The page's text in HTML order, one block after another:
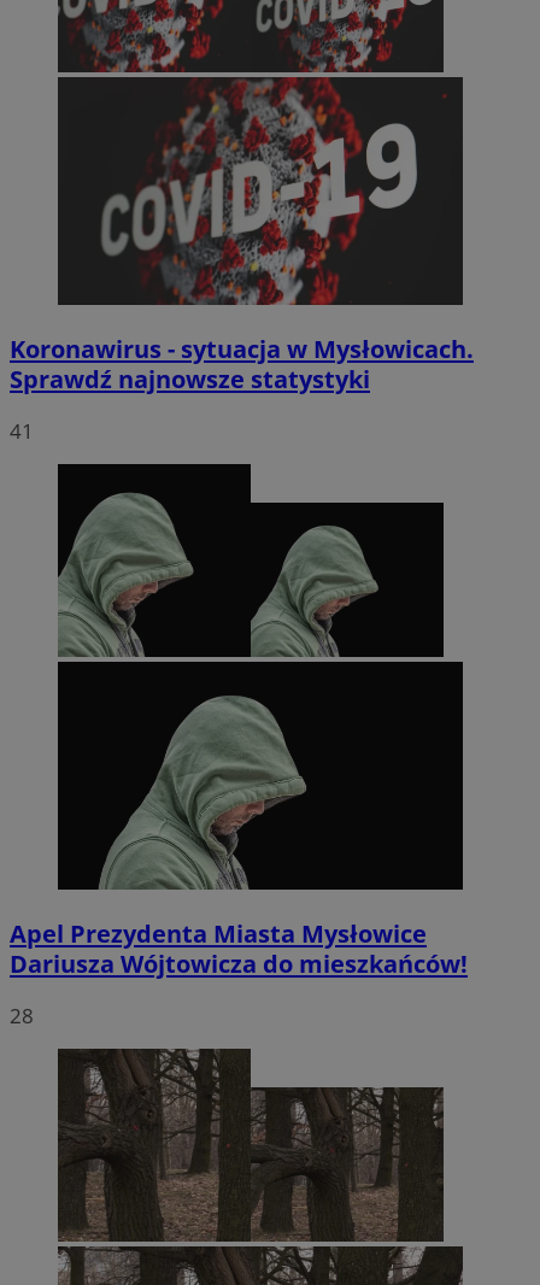
Koronawirus - sytuacja w Mysłowicach.
Sprawdź najnowsze statystyki
41
Apel Prezydenta Miasta Mysłowice
Dariusza Wójtowicza do mieszkańców!
28